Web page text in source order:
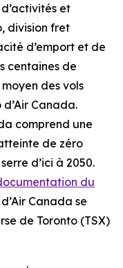
et
division fret
d’emport et de
centaines de
des vols
Canada.
comprend une
de zéro
d’ici à 2050.
du
Canada se
de Toronto (TSX)